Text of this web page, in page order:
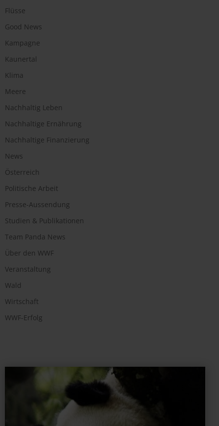
Flüsse
Good News
Kampagne
Kaunertal
Klima
Meere
Nachhaltig Leben
Nachhaltige Ernährung
Nachhaltige Finanzierung
News
Österreich
Politische Arbeit
Presse-Aussendung
Studien & Publikationen
Team Panda News
Über den WWF
Veranstaltung
Wald
Wirtschaft
WWF-Erfolg